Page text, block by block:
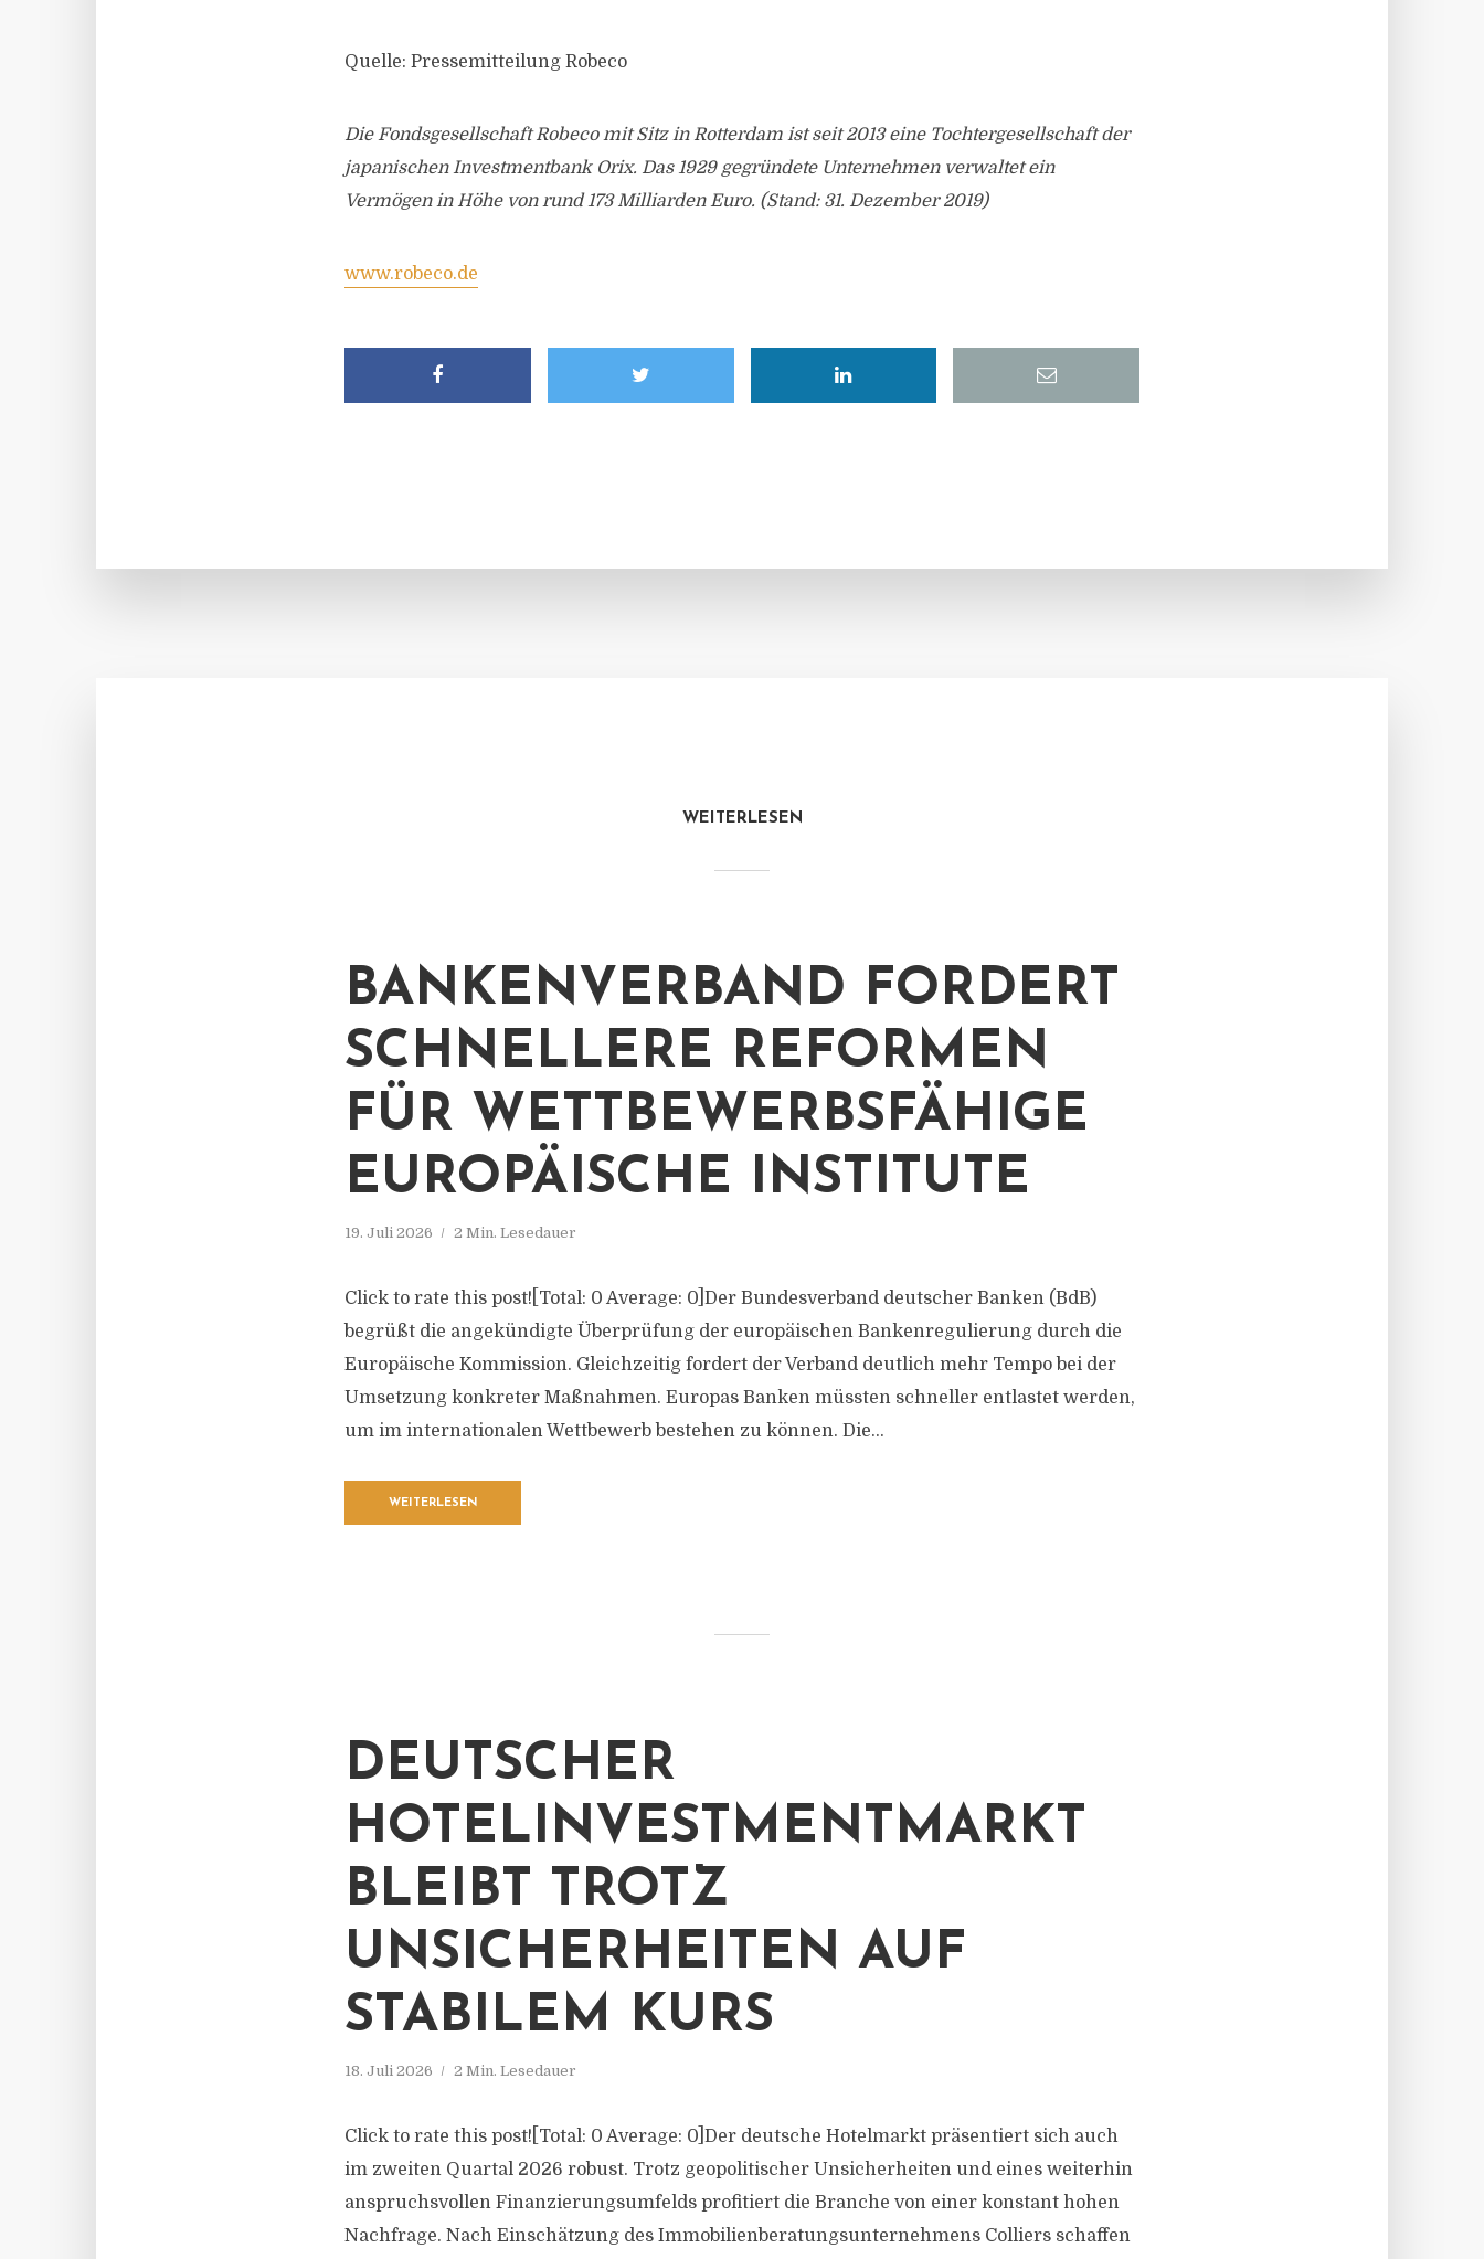
Quelle: Pressemitteilung Robeco
Die Fondsgesellschaft Robeco mit Sitz in Rotterdam ist seit 2013 eine Tochtergesellschaft der
japanischen Investmentbank Orix. Das 1929 gegründete Unternehmen verwaltet ein
Vermögen in Höhe von rund 173 Milliarden Euro. (Stand: 31. Dezember 2019)
www.robeco.de
WEITERLESEN
BANKENVERBAND FORDERT
SCHNELLERE REFORMEN
FÜR WETTBEWERBSFÄHIGE
EUROPÄISCHE INSTITUTE
19. Juli 2026 2 Min. Lesedauer
Click to rate this post![Total: 0 Average: 0]Der Bundesverband deutscher Banken (BdB)
begrüßt die angekündigte Überprüfung der europäischen Bankenregulierung durch die
Europäische Kommission. Gleichzeitig fordert der Verband deutlich mehr Tempo bei der
Umsetzung konkreter Maßnahmen. Europas Banken müssten schneller entlastet werden,
um im internationalen Wettbewerb bestehen zu können. Die...
WEITERLESEN
DEUTSCHER
HOTELINVESTMENTMARKT
BLEIBT TROTZ
UNSICHERHEITEN AUF
STABILEM KURS
18. Juli 2026 2 Min. Lesedauer
Click to rate this post![Total: 0 Average: 0]Der deutsche Hotelmarkt präsentiert sich auch
im zweiten Quartal 2026 robust. Trotz geopolitischer Unsicherheiten und eines weiterhin
anspruchsvollen Finanzierungsumfelds profitiert die Branche von einer konstant hohen
Nachfrage. Nach Einschätzung des Immobilienberatungsunternehmens Colliers schaffen